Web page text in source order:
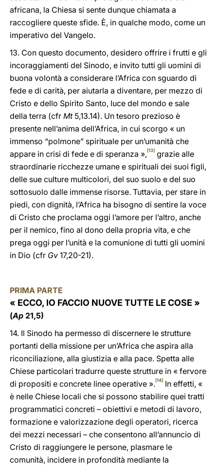
africana, la Chiesa si sente dunque chiamata a
raccogliere queste sfide. È, in qualche modo, come un
imperativo del Vangelo.
13. Con questo documento, desidero offrire i frutti e gli
incoraggiamenti del Sinodo, e invito tutti gli uomini di
buona volontà a considerare l’Africa con sguardo di
fede e di carità, per aiutarla a diventare, per mezzo di
Cristo e dello Spirito Santo, luce del mondo e sale
della terra (cfr Mt5,13.14). Un tesoro prezioso è
presente nell’anima dell’Africa, in cui scorgo « un
immenso “polmone” spirituale per un’umanità che
appare in crisi di fede e di speranza »,[13] grazie alle
straordinarie ricchezze umane e spirituali dei suoi figli,
delle sue culture multicolori, del suo suolo e del suo
sottosuolo dalle immense risorse. Tuttavia, per stare in
piedi, con dignità, l’Africa ha bisogno di sentire la voce
di Cristo che proclama oggi l’amore per l’altro, anche
per il nemico, fino al dono della propria vita, e che
prega oggi per l’unità e la comunione di tutti gli uomini
in Dio (cfr Gv 17,20-21).
PRIMA PARTE
« ECCO, IO FACCIO NUOVE TUTTE LE COSE »
(Ap 21,5)
14. Il Sinodo ha permesso di discernere le strutture
portanti della missione per un’Africa che aspira alla
riconciliazione, alla giustizia e alla pace. Spetta alle
Chiese particolari tradurre queste strutture in « fervore
di propositi e concrete linee operative ».[14] In effetti, «
è nelle Chiese locali che si possono stabilire quei tratti
programmatici concreti – obiettivi e metodi di lavoro,
formazione e valorizzazione degli operatori, ricerca
dei mezzi necessari – che consentono all’annuncio di
Cristo di raggiungere le persone, plasmare le
comunità, incidere in profondità mediante la